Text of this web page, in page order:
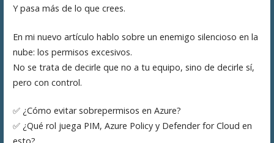
Y pasa más de lo que crees.
En mi nuevo artículo hablo sobre un enemigo silencioso en la
nube: los permisos excesivos.
No se trata de decirle que no a tu equipo, sino de decirle sí,
pero con control.
✅ ¿Cómo evitar sobrepermisos en Azure?
✅ ¿Qué rol juega PIM, Azure Policy y Defender for Cloud en